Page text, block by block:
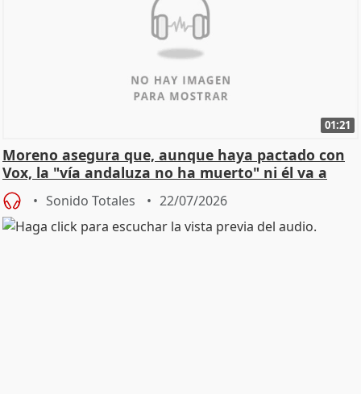
01:21
Moreno asegura que, aunque haya pactado con
Vox, la "vía andaluza no ha muerto" ni él va a
"cambiar"
Sonido Totales 22/07/2026